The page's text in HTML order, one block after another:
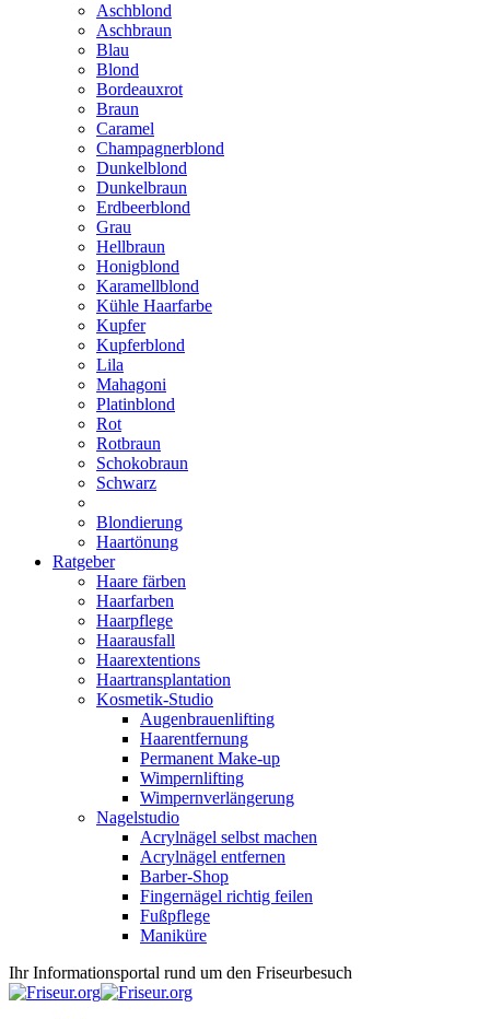
Aschblond
Aschbraun
Blau
Blond
Bordeauxrot
Braun
Caramel
Champagnerblond
Dunkelblond
Dunkelbraun
Erdbeerblond
Grau
Hellbraun
Honigblond
Karamellblond
Kühle Haarfarbe
Kupfer
Kupferblond
Lila
Mahagoni
Platinblond
Rot
Rotbraun
Schokobraun
Schwarz
Blondierung
Haartönung
Ratgeber
Haare färben
Haarfarben
Haarpflege
Haarausfall
Haarextentions
Haartransplantation
Kosmetik-Studio
Augenbrauenlifting
Haarentfernung
Permanent Make-up
Wimpernlifting
Wimpernverlängerung
Nagelstudio
Acrylnägel selbst machen
Acrylnägel entfernen
Barber-Shop
Fingernägel richtig feilen
Fußpflege
Maniküre
Ihr Informationsportal rund um den Friseurbesuch